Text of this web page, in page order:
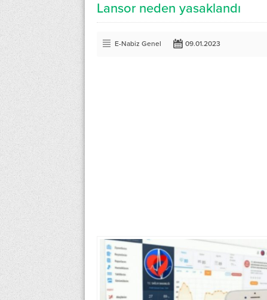
Lansor neden yasaklandı
E-Nabiz Genel 09.01.2023